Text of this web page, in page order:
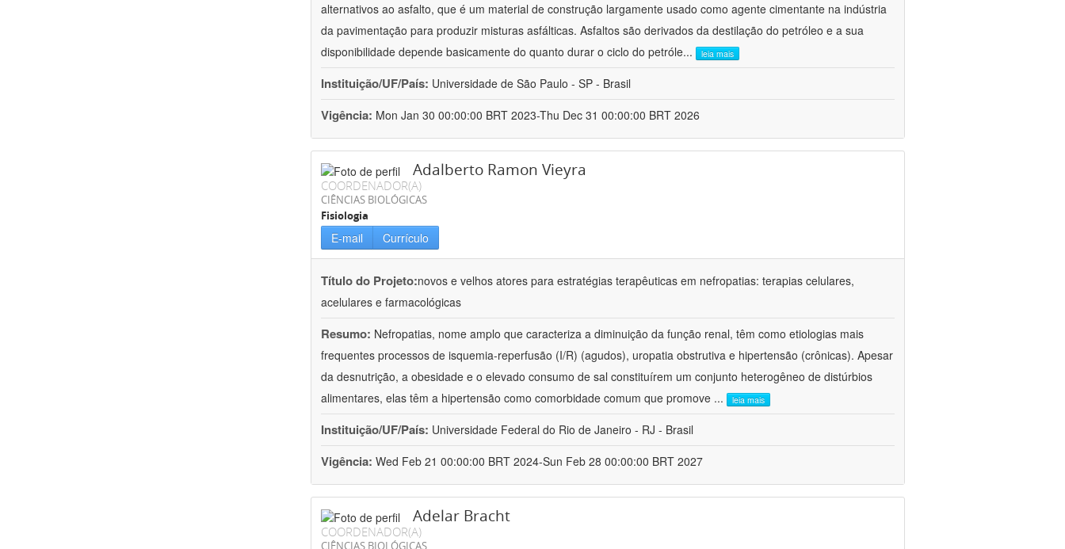
alternativos ao asfalto, que é um material de construção largamente usado como agente cimentante na indústria
da pavimentação para produzir misturas asfálticas. Asfaltos são derivados da destilação do petróleo e a sua
disponibilidade depende basicamente do quanto durar o ciclo do petróle... leia mais
Instituição/UF/País: Universidade de São Paulo - SP - Brasil
Vigência: Mon Jan 30 00:00:00 BRT 2023-Thu Dec 31 00:00:00 BRT 2026
Adalberto Ramon Vieyra
COORDENADOR(A)
CIÊNCIAS BIOLÓGICAS
Fisiologia
E-mail Currículo
Título do Projeto:novos e velhos atores para estratégias terapêuticas em nefropatias: terapias celulares,
acelulares e farmacológicas
Resumo: Nefropatias, nome amplo que caracteriza a diminuição da função renal, têm como etiologias mais
frequentes processos de isquemia-reperfusão (I/R) (agudos), uropatia obstrutiva e hipertensão (crônicas). Apesar
da desnutrição, a obesidade e o elevado consumo de sal constituírem um conjunto heterogêneo de distúrbios
alimentares, elas têm a hipertensão como comorbidade comum que promove ... leia mais
Instituição/UF/País: Universidade Federal do Rio de Janeiro - RJ - Brasil
Vigência: Wed Feb 21 00:00:00 BRT 2024-Sun Feb 28 00:00:00 BRT 2027
Adelar Bracht
COORDENADOR(A)
CIÊNCIAS BIOLÓGICAS